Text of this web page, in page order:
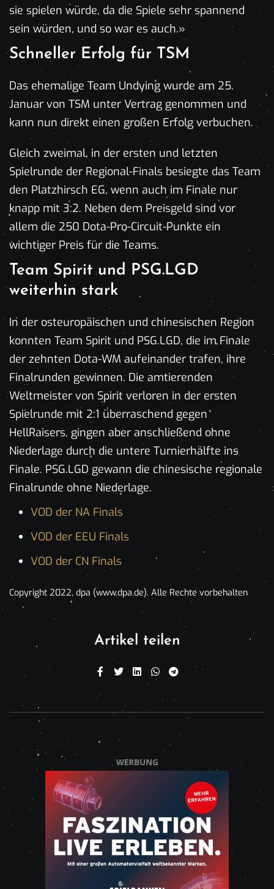
sie spielen würde, da die Spiele sehr spannend
sein würden, und so war es auch.»
Schneller Erfolg für TSM
Das ehemalige Team Undying wurde am 25.
Januar von TSM unter Vertrag genommen und
kann nun direkt einen großen Erfolg verbuchen.
Gleich zweimal, in der ersten und letzten
Spielrunde der Regional-Finals besiegte das Team
den Platzhirsch EG, wenn auch im Finale nur
knapp mit 3:2. Neben dem Preisgeld sind vor
allem die 250 Dota-Pro-Circuit-Punkte ein
wichtiger Preis für die Teams.
Team Spirit und PSG.LGD
weiterhin stark
In der osteuropäischen und chinesischen Region
konnten Team Spirit und PSG.LGD, die im Finale
der zehnten Dota-WM aufeinander trafen, ihre
Finalrunden gewinnen. Die amtierenden
Weltmeister von Spirit verloren in der ersten
Spielrunde mit 2:1 überraschend gegen
HellRaisers, gingen aber anschließend ohne
Niederlage durch die untere Turnierhälfte ins
Finale. PSG.LGD gewann die chinesische regionale
Finalrunde ohne Niederlage.
VOD der NA Finals
VOD der EEU Finals
VOD der CN Finals
Copyright 2022, dpa (www.dpa.de). Alle Rechte vorbehalten
Artikel teilen